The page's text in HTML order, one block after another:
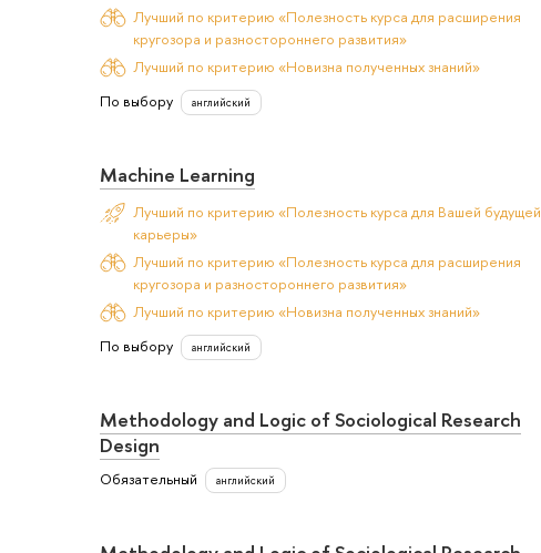
Лучший по критерию «Полезность курса для расширения
кругозора и разностороннего развития»
Лучший по критерию «Новизна полученных знаний»
По выбору
английский
Machine Learning
Лучший по критерию «Полезность курса для Вашей будущей
карьеры»
Лучший по критерию «Полезность курса для расширения
кругозора и разностороннего развития»
Лучший по критерию «Новизна полученных знаний»
По выбору
английский
Methodology and Logic of Sociological Research
Design
Обязательный английский